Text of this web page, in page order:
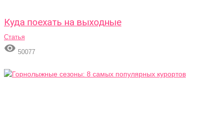
Куда поехать на выходные
Статья
 50077